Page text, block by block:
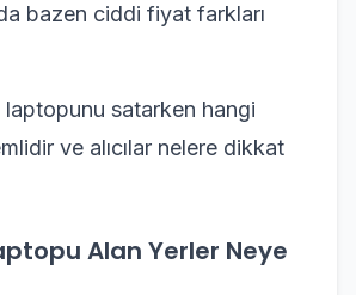
bazen ciddi fiyat farkları
satarken hangi
ve alıcılar nelere dikkat
Alan Yerler Neye